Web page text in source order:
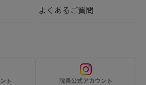
よくあるご質問
ト 院長公式アカウント